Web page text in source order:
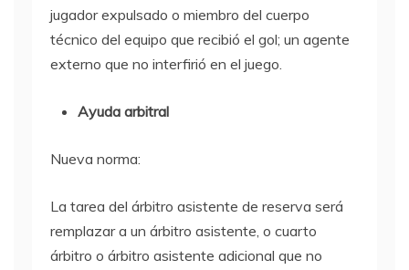
jugador expulsado o miembro del cuerpo
técnico del equipo que recibió el gol; un agente
externo que no interfirió en el juego.
Ayuda arbitral
Nueva norma:
La tarea del árbitro asistente de reserva será
remplazar a un árbitro asistente, o cuarto
árbitro o árbitro asistente adicional que no